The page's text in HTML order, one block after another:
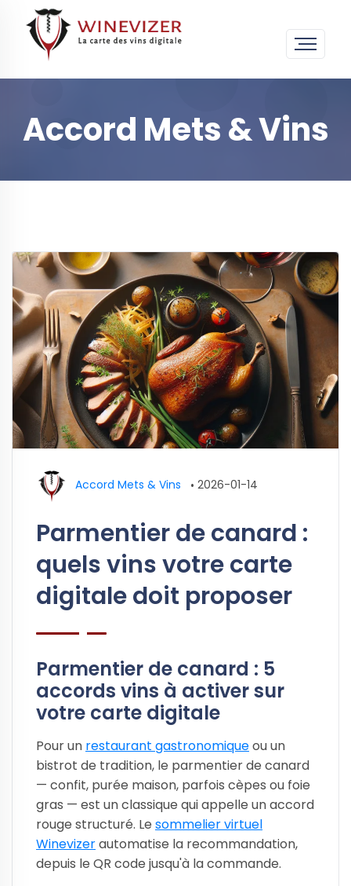
Accord Mets & Vins
Accord Mets & Vins • 2026-01-14
Parmentier de canard :
quels vins votre carte
digitale doit proposer
Parmentier de canard : 5
accords vins à activer sur
votre carte digitale
Pour un restaurant gastronomiqueou un
bistrot de tradition, le parmentier de canard
— confit, purée maison, parfois cèpes ou foie
gras — est un classique qui appelle un accord
rouge structuré. Le sommelier virtuel
Winevizerautomatise la recommandation,
depuis le QR code jusqu'à la commande.